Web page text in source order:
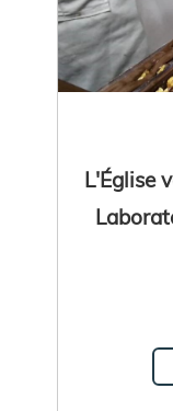
L'Église